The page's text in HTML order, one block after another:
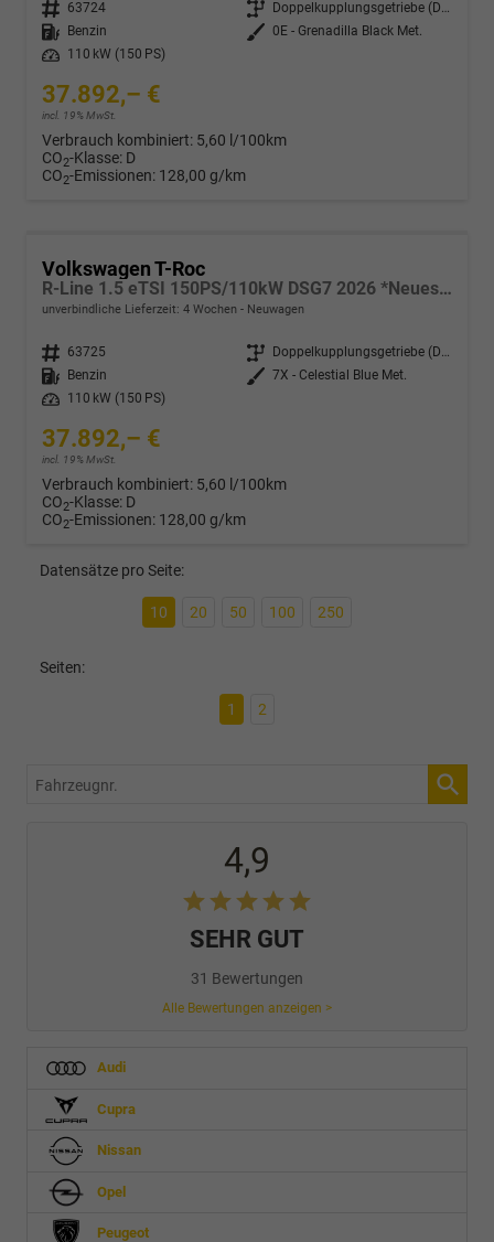
Fahrzeugnr. 63724 Getriebe
Doppelkupplungsgetriebe (DSG)
Kraftstoff
Benzin Außenfarbe 0E - Grenadilla Black Met.
Leistung
110 kW (150 PS)
37.892,– €
incl. 19% MwSt.
Verbrauch kombiniert: 5,60 l/100km
CO2-Klasse: D
CO2-Emissionen: 128,00 g/km
Volkswagen T-Roc
R-Line 1.5 eTSI 150PS/110kW DSG7 2026 *Neues Modell* | +AHK +BlackStyle +19" ALU +IQ.Licht-Matrix
unverbindliche Lieferzeit: 4 Wochen Neuwagen
Fahrzeugnr. 63725 Getriebe
Doppelkupplungsgetriebe (DSG)
Kraftstoff
Benzin Außenfarbe 7X - Celestial Blue Met.
Leistung
110 kW (150 PS)
37.892,– €
incl. 19% MwSt.
Verbrauch kombiniert: 5,60 l/100km
CO2-Klasse: D
CO2-Emissionen: 128,00 g/km
Datensätze pro Seite:
10 20 50 100 250
Seiten:
1 2
Fahrzeugnr.
4,9
SEHR GUT
31 Bewertungen
Alle Bewertungen anzeigen >
Audi
Cupra
Nissan
Opel
Peugeot